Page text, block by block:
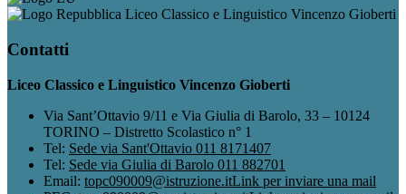
Liceo Classico e Linguistico Vincenzo Gioberti
Contatti
Liceo Classico e Linguistico Vincenzo Gioberti
Via Sant’Ottavio 9/11 e Via Giulia di Barolo, 33 – 10124
TORINO – Distretto Scolastico n° 1
Tel: Sede via Sant'Ottavio 011 8171407
Tel: Sede via Giulia di Barolo 011 882701
Email: topc090009@istruzione.itLink per inviare una mail